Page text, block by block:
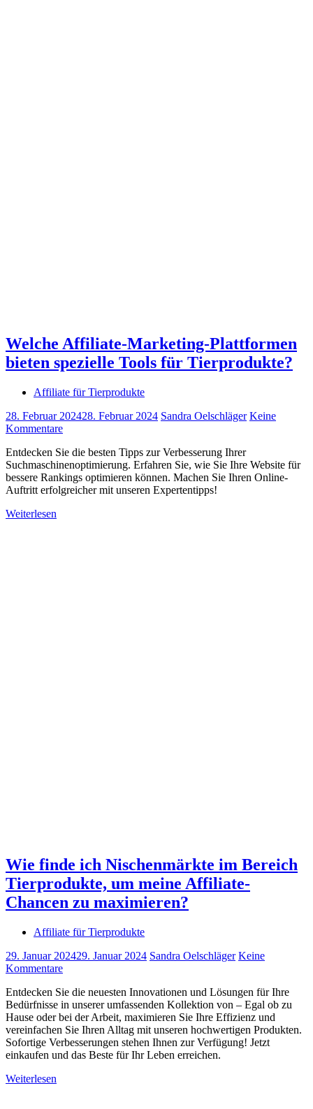
Welche Affiliate-Marketing-Plattformen
bieten spezielle Tools für Tierprodukte?
Affiliate für Tierprodukte
28. Februar 202428. Februar 2024 Sandra Oelschläger Keine
Kommentare
Entdecken Sie die besten Tipps zur Verbesserung Ihrer
Suchmaschinenoptimierung. Erfahren Sie, wie Sie Ihre Website für
bessere Rankings optimieren können. Machen Sie Ihren Online-
Auftritt erfolgreicher mit unseren Expertentipps!
Weiterlesen
Wie finde ich Nischenmärkte im Bereich
Tierprodukte, um meine Affiliate-
Chancen zu maximieren?
Affiliate für Tierprodukte
29. Januar 202429. Januar 2024 Sandra Oelschläger Keine
Kommentare
Entdecken Sie die neuesten Innovationen und Lösungen für Ihre
Bedürfnisse in unserer umfassenden Kollektion von – Egal ob zu
Hause oder bei der Arbeit, maximieren Sie Ihre Effizienz und
vereinfachen Sie Ihren Alltag mit unseren hochwertigen Produkten.
Sofortige Verbesserungen stehen Ihnen zur Verfügung! Jetzt
einkaufen und das Beste für Ihr Leben erreichen.
Weiterlesen